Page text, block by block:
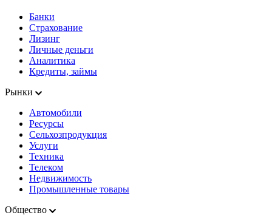
Банки
Страхование
Лизинг
Личные деньги
Аналитика
Кредиты, займы
Рынки
Автомобили
Ресурсы
Сельхозпродукция
Услуги
Техника
Телеком
Недвижимость
Промышленные товары
Общество